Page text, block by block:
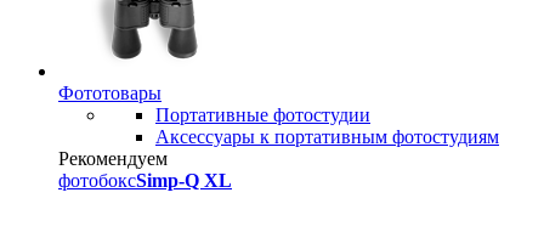
Фототовары
Портативные фотостудии
Аксессуары к портативным фотостудиям
Рекомендуем
фотобоксSimp-Q XL